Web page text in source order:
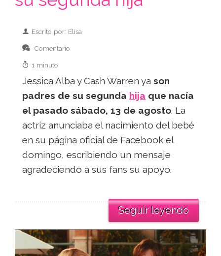
Escrito por: Elisa
Comentario
1 minuto
Jessica Alba y Cash Warren ya son
padres de su segunda hija que nacía
el pasado sábado, 13 de agosto. La
actriz anunciaba el nacimiento del bebé
en su página oficial de Facebook el
domingo, escribiendo un mensaje
agradeciendo a sus fans su apoyo.
Seguir leyendo